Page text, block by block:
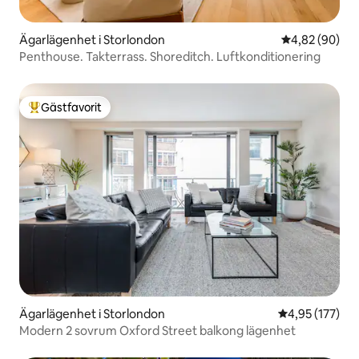
Ägarlägenhet i Storlondon 4,82 av 5 i
4,82 (90)
Penthouse. Takterrass. Shoreditch. Luftkonditionering
Populär gästfavorit
Gästfavorit
Ägarlägenhet i Storlondon 4,95 av 5 i
4,95 (177)
Modern 2 sovrum Oxford Street balkong lägenhet